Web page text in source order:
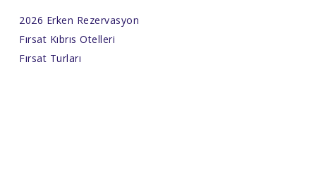
2026 Erken Rezervasyon
Fırsat Kıbrıs Otelleri
Fırsat Turları